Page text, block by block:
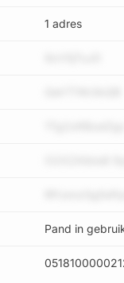
1 adres
Pand in